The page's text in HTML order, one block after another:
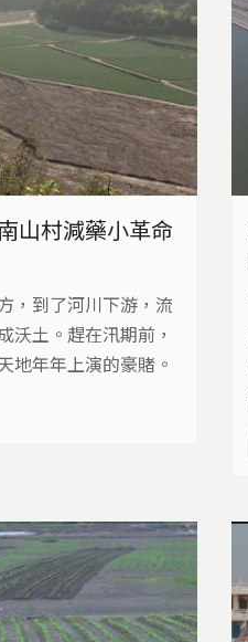
山村減藥小革命
，到了河川下游，流
沃土。趕在汛期前，
地年年上演的豪賭。
在這樣的賭局中，